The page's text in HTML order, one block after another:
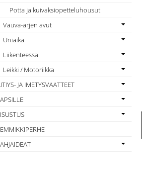
Potta ja kuivaksiopetteluhousut
Vauva-arjen avut
Uniaika
Liikenteessä
Leikki / Motoriikka
JA IMETYSVAATTEET